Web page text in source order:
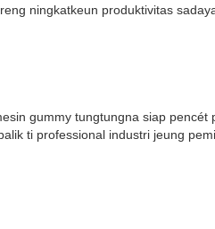
ningkatkeun produktivitas
gummy tungtungna siap
ti professional industri jeung